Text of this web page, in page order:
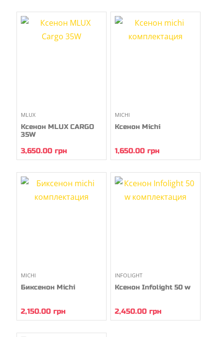
MLUX
Ксенон MLUX CARGO
35W
3,650.00 грн
MICHI
Ксенон Michi
1,650.00 грн
MICHI
Биксенон Michi
2,150.00 грн
INFOLIGHT
Ксенон Infolight 50 w
2,450.00 грн